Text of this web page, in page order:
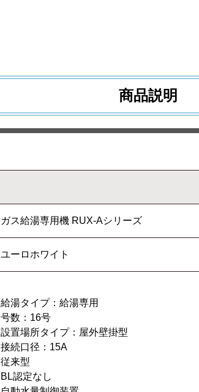
商品説明
ガス給湯専用機 RUX-Aシリーズ
ユーロホワイト
給湯タイプ：給湯専用
号数：16号
設置場所タイプ：屋外壁掛型
接続口径：15A
従来型
BL認定なし